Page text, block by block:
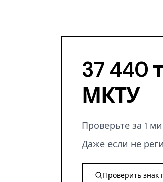
37 440
МКТУ
Проверьте за 1
Даже если не
Проверить знак